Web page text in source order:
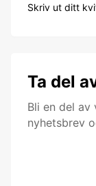
Skriv ut ditt
Ta del
Bli en del
nyhetsbrev